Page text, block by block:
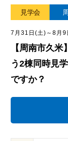
見学会
7月31日(土) ～8月9
【周南市久
う2棟同時見
ですか？